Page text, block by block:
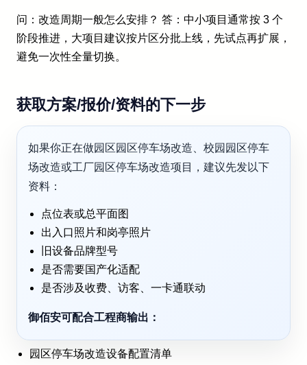
问：改造周期一般怎么安排？ 答：中小项目通常按 3 个
阶段推进，大项目建议按片区分批上线，先试点再扩展，
避免一次性全量切换。
获取方案/报价/资料的下一步
如果你正在做园区园区停车场改造、校园园区停车
场改造或工厂园区停车场改造项目，建议先发以下
资料：
点位表或总平面图
出入口照片和岗亭照片
旧设备品牌型号
是否需要国产化适配
是否涉及收费、访客、一卡通联动
御佰安可配合工程商输出：
园区停车场改造设备配置清单